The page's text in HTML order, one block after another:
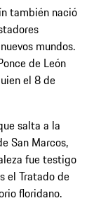
también nació
mundos.
de León
el 8 de
salta a la
San Marcos,
fue testigo
el Tratado de
floridano.